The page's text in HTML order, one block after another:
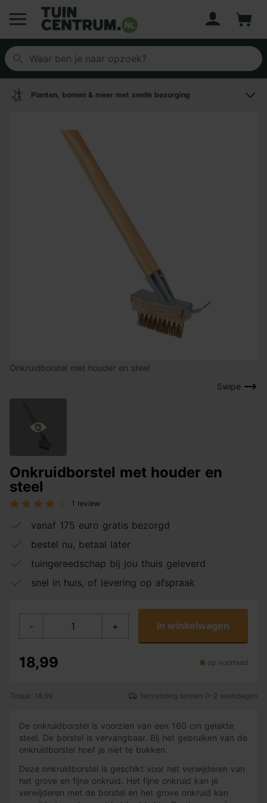
Logo Tuincentrum.nl
Planten, bomen & meer met snelle bezorging
Swipe
Onkruidborstel met houder en steel
Onkruidborstel met houder en
steel
1 review
vanaf 175 euro gratis bezorgd
bestel nu, betaal later
tuingereedschap bij jou thuis geleverd
snel in huis, of levering op afspraak
- + In winkelwagen
18,99 op voorraad
Totaal: 18,99 Verzending binnen 0-2 werkdagen
De onkruidborstel is voorzien van een 160 cm gelakte
steel. De borstel is vervangbaar. Bij het gebruiken van de
onkruidborstel hoef je niet te bukken.
Deze onkruidborstel is geschikt voor het verwijderen van
het grove en fijne onkruid. Het fijne onkruid kan je
verwijderen met de borstel en het grove onkruid kan